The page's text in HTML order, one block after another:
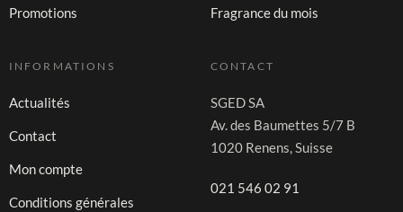
Promotions Fragrance du mois
INFORMATIONS
Actualités
Contact
Mon compte
Conditions générales
CONTACT
SGED SA
Av. des Baumettes 5/7 B
1020 Renens, Suisse
021 546 02 91